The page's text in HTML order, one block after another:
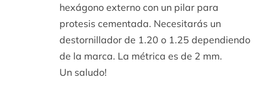
hexágono externo con un pilar para
protesis cementada. Necesitarás un
destornillador de 1.20 o 1.25 dependiendo
de la marca. La métrica es de 2 mm.
Un saludo!